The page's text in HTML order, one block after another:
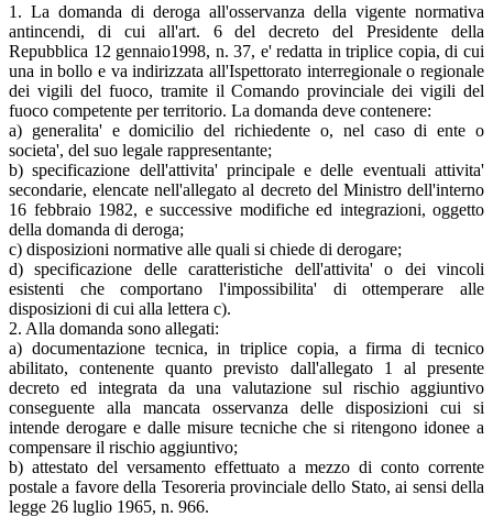
1. La domanda di deroga all'osservanza della vigente normativa
antincendi, di cui all'art. 6 del decreto del Presidente della
Repubblica 12 gennaio1998, n. 37, e' redatta in triplice copia, di cui
una in bollo e va indirizzata all'Ispettorato interregionale o regionale
dei vigili del fuoco, tramite il Comando provinciale dei vigili del
fuoco competente per territorio. La domanda deve contenere:
a) generalita' e domicilio del richiedente o, nel caso di ente o
societa', del suo legale rappresentante;
b) specificazione dell'attivita' principale e delle eventuali attivita'
secondarie, elencate nell'allegato al decreto del Ministro dell'interno
16 febbraio 1982, e successive modifiche ed integrazioni, oggetto
della domanda di deroga;
c) disposizioni normative alle quali si chiede di derogare;
d) specificazione delle caratteristiche dell'attivita' o dei vincoli
esistenti che comportano l'impossibilita' di ottemperare alle
disposizioni di cui alla lettera c).
2. Alla domanda sono allegati:
a) documentazione tecnica, in triplice copia, a firma di tecnico
abilitato, contenente quanto previsto dall'allegato 1 al presente
decreto ed integrata da una valutazione sul rischio aggiuntivo
conseguente alla mancata osservanza delle disposizioni cui si
intende derogare e dalle misure tecniche che si ritengono idonee a
compensare il rischio aggiuntivo;
b) attestato del versamento effettuato a mezzo di conto corrente
postale a favore della Tesoreria provinciale dello Stato, ai sensi della
legge 26 luglio 1965, n. 966.